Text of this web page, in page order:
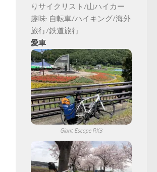
りサイクリスト/山ハイカー
趣味: 自転車/ハイキング/海外
旅行/鉄道旅行
愛車
Giant Escape RX3